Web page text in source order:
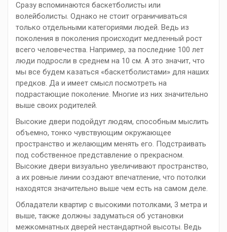
Сразу вспоминаются баскетболисты или
волейболисты. Однако не стоит ограничиваться
только отдельными категориями людей. Ведь из
поколения в поколения происходит медленный рост
всего человечества. Например, за последние 100 лет
люди подросли в среднем на 10 см. А это значит, что
мы все будем казаться «баскетболистами» для наших
предков. Да и имеет смысл посмотреть на
подрастающие поколение. Многие из них значительно
выше своих родителей.
Высокие двери подойдут людям, способным мыслить
объемно, тонко чувствующим окружающее
пространство и желающим менять его. Подстраивать
под собственное представление о прекрасном.
Высокие двери визуально увеличивают пространство,
а их ровные линии создают впечатление, что потолки
находятся значительно выше чем есть на самом деле.
Обладатели квартир с высокими потолками, 3 метра и
выше, также должны задуматься об установки
межкомнатных дверей нестандартной высоты. Ведь